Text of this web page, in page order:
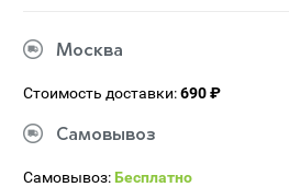
Москва
Стоимость доставки:690 ₽
Самовывоз
Самовывоз:Бесплатно